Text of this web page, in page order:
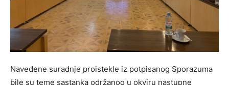
Navedene suradnje proistekle iz potpisanog Sporazuma
bile su teme sastanka održanog u okviru nastupne